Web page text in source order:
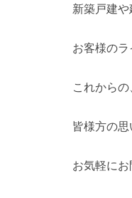
新築戸建
お客様の
これから
皆様方の
お気軽にお